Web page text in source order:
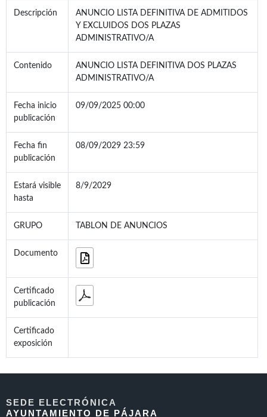
Descripción
ANUNCIO LISTA DEFINITIVA DE ADMITIDOS
Y EXCLUIDOS DOS PLAZAS
ADMINISTRATIVO/A
Contenido
ANUNCIO LISTA DEFINITIVA DOS PLAZAS
ADMINISTRATIVO/A
Fecha inicio
publicación
09/09/2025 00:00
Fecha fin
publicación
08/09/2029 23:59
Estará visible
hasta
8/9/2029
GRUPO TABLON DE ANUNCIOS
Documento
Certificado
publicación
Certificado
exposición
SEDE ELECTRÓNICA
AYUNTAMIENTO DE PÁJARA